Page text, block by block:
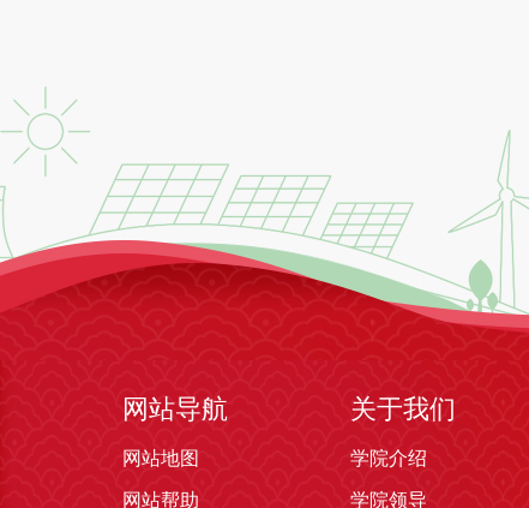
网站导航
网站地图
网站帮助
关于我们
学院介绍
学院领导